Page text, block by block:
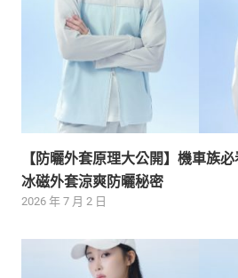
【防曬外套原理大公開】機車族
冰磁外套涼爽防曬秘密
2026 年 7 月 2 日